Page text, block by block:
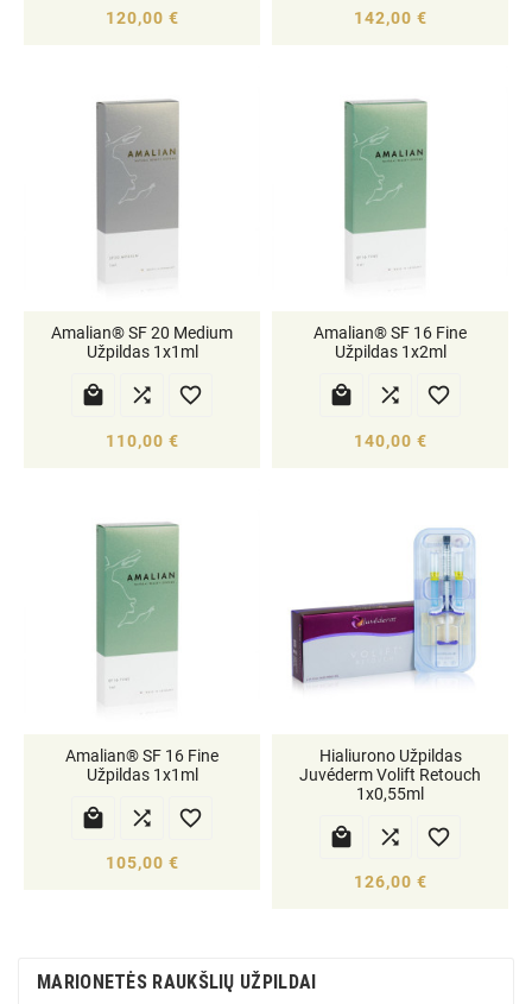
120,00 € 142,00 €
Amalian® SF 20 Medium
Užpildas 1x1ml
  
110,00 €
Amalian® SF 16 Fine
Užpildas 1x2ml
  
140,00 €
Amalian® SF 16 Fine
Užpildas 1x1ml
  
105,00 €
Hialiurono Užpildas
Juvéderm Volift Retouch
1x0,55ml
  
126,00 €
MARIONETĖS RAUKŠLIŲ UŽPILDAI